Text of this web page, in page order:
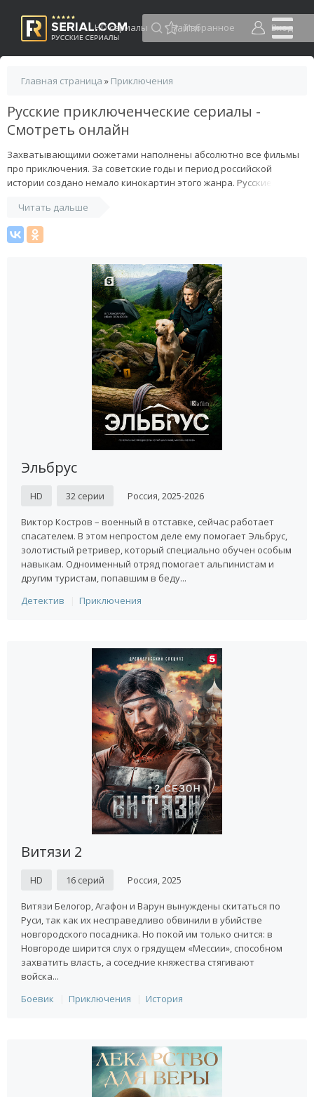
HD сериалы Избранное Вход
Главная страница » Приключения
Русские приключенческие сериалы -
Смотреть онлайн
Захватывающими сюжетами наполнены абсолютно все фильмы
про приключения. За советские годы и период российской
истории создано немало кинокартин этого жанра. Русские
нас немало многосерийных работ рассказывающих зрителю об
исторических событиях – «Гардемарины», «Сердца трех»,
«Котовский» и другие. В таких картинах приключения отлично
рассказами о настоящей дружбе. Есть лучшие постсоветские
фильмы данной направленности, регулярно после выхода
размещаются в разделе в обязательном порядке новинки.
Фильмы приключения
Режиссеры любят раскрывать в приключенческих сериалах
такие темы, как шпионство, охота за золотом, путешествия,
криминал и расследования. Не существует чистого жанра
приключений, потому что в жизни не бывает одной четко
прописанной линии – это всегда новые события и разные эмоции,
который зритель получает, начиная смотреть онлайн
приглянувшийся по описанию, или посоветованный кем-то из
Читать дальше
Эльбрус
HD 32 серии Россия, 2025-2026
Виктор Костров – военный в отставке, сейчас работает
спасателем. В этом непростом деле ему помогает Эльбрус,
золотистый ретривер, который специально обучен особым
навыкам. Одноименный отряд помогает альпинистам и
другим туристам, попавшим в беду...
Детектив
Приключения
Витязи 2
HD 16 серий Россия, 2025
Витязи Белогор, Агафон и Варун вынуждены скитаться по
Руси, так как их несправедливо обвинили в убийстве
новгородского посадника. Но покой им только снится: в
Новгороде ширится слух о грядущем «Мессии», способном
захватить власть, а соседние княжества стягивают
войска...
Боевик
Приключения История